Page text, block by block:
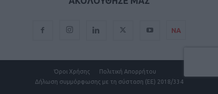
ΝΑ
Όροι Χρήσης
Πολιτική Απορρήτου
Δήλωση συμμόρφωσης με τη σύσταση (ΕΕ) 2018/334